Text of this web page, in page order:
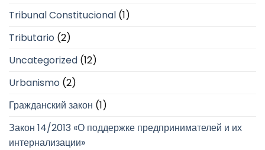
Tribunal Constitucional (1)
Tributario (2)
Uncategorized (12)
Urbanismo (2)
Гражданский закон (1)
Закон 14/2013 «О поддержке предпринимателей и их
интернализации»